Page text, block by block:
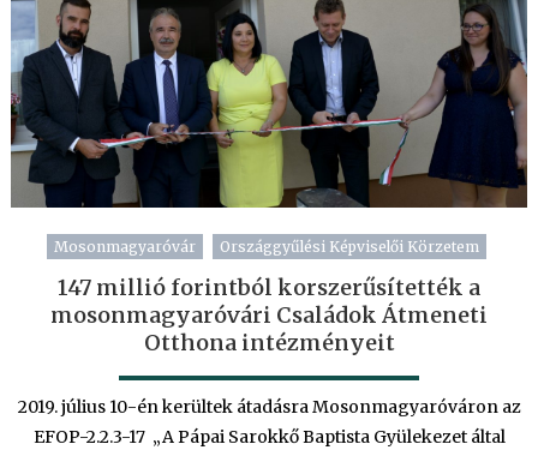
Mosonmagyaróvár Országgyűlési Képviselői Körzetem
147 millió forintból korszerűsítették a
mosonmagyaróvári Családok Átmeneti
Otthona intézményeit
2019. július 10-én kerültek átadásra Mosonmagyaróváron az
EFOP-2.2.3-17 „A Pápai Sarokkő Baptista Gyülekezet által